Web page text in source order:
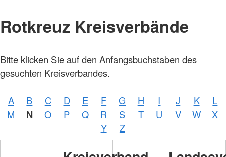
Rotkreuz Kreisverbände
Bitte klicken Sie auf den Anfangsbuchstaben des
gesuchten Kreisverbandes.
A B C D E F G H I J K
L
M
N O P Q R S T U V W
X
Y
Z
Foto:
DRKS